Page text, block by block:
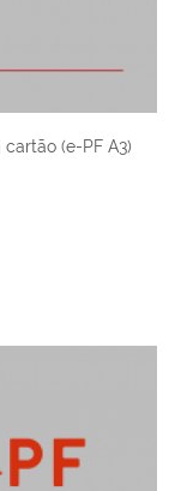
(e-PF A3)